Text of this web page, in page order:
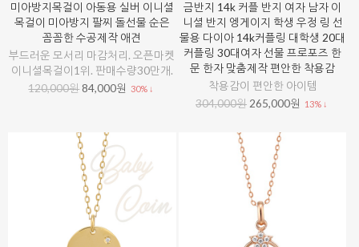
미아방지목걸이 아동용 실버 이니셜
목걸이 미아방지 팔찌 돌선물 순은
꼼꼼한 수공제작 애견
부드러운 모서리 마감처리. 오픈마켓
이니셜목걸이1위. 판매수량30만개.
120,000원 84,000원 30% ↓
금반지 14k 커플 반지 여자 남자 이
니셜 반지 엥게이지 학생 우정 링 선
물용 다이아 14k커플링 대학생 20대
커플링 30대여자 선물 프로포즈 한
문 한자 맞춤제작 편안한 착용감
착용감이 편안한 아이템
304,000원265,000원 13% ↓